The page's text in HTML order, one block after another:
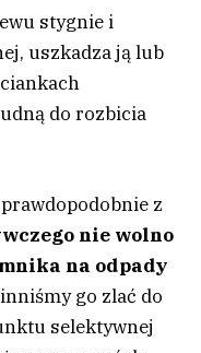
stygnie i
uszkadza ją lub
do rozbicia
z
nie wolno
na odpady
go zlać do
selektywnej